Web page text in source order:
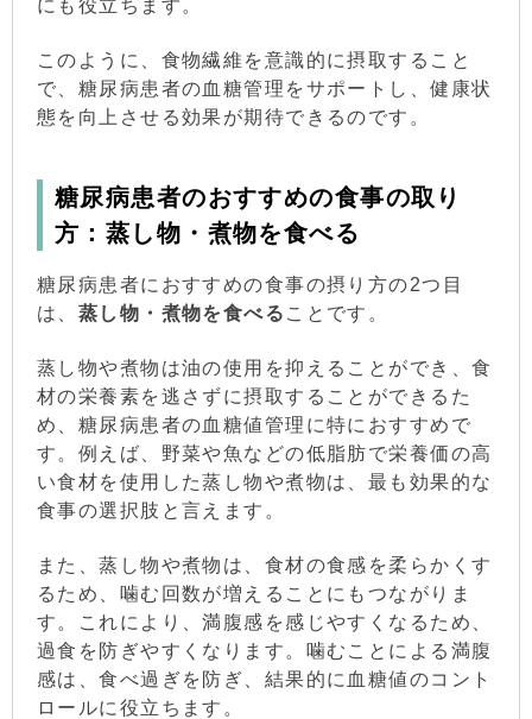
にも役立ちます。
このように、食物繊維を意識的に摂取すること
で、糖尿病患者の血糖管理をサポートし、健康状
態を向上させる効果が期待できるのです。
糖尿病患者のおすすめの食事の取り
方：蒸し物・煮物を食べる
糖尿病患者におすすめの食事の摂り方の2つ目
は、 蒸し物・煮物を食べる ことです。
蒸し物や煮物は油の使用を抑えることができ、食
材の栄養素を逃さずに摂取することができるた
め、糖尿病患者の血糖値管理に特におすすめで
す。例えば、野菜や魚などの低脂肪で栄養価の高
い食材を使用した蒸し物や煮物は、最も効果的な
食事の選択肢と言えます。
また、蒸し物や煮物は、食材の食感を柔らかくす
るため、噛む回数が増えることにもつながりま
す。これにより、満腹感を感じやすくなるため、
過食を防ぎやすくなります。噛むことによる満腹
感は、食べ過ぎを防ぎ、結果的に血糖値のコント
ロールに役立ちます。